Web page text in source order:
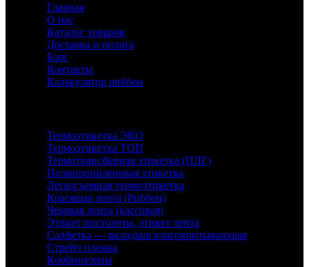
Главная
О нас
Каталог товаров
Доставка и оплата
Блог
Контакты
Калькулятор риббон
Термоэтикетка ЭКО
Термоэтикетка ТОП
Термотрансферная этикетка (ПЛГ)
Полипропиленовая этикетка
Легкосъемная термоэтикетка
Красящая лента (Риббон)
Чековая лента (кассовая)
Этикет пистолеты, этикет лента
Салфетка — вкладыш влаговпитывающая
Стрейч пленка
Комбинезоны